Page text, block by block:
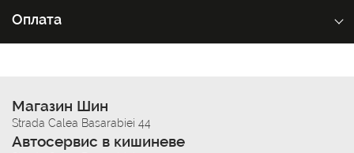
Оплата
Магазин Шин
Strada Calea Basarabiei 44
Автосервис в кишиневе